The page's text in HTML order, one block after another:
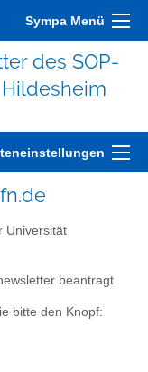
Sympa Menü
des SOP-
Universität
beantragt
bitte den Knopf: